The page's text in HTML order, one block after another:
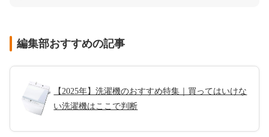
編集部おすすめの記事
【2025年】洗濯機のおすすめ特集｜買ってはいけな
い洗濯機はここで判断